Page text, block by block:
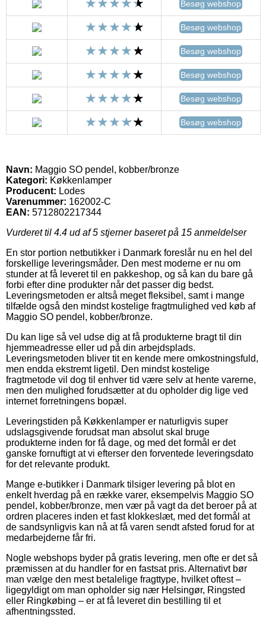
Besøg webshop
Besøg webshop
Besøg webshop
Besøg webshop
Besøg webshop
Besøg webshop
Navn: Maggio SO pendel, kobber/bronze
Kategori: Køkkenlamper
Producent: Lodes
Varenummer: 162002-C
EAN: 5712802217344
Vurderet til 4.4 ud af 5 stjerner baseret på 15 anmeldelser
En stor portion netbutikker i Danmark foreslår nu en hel del
forskellige leveringsmåder. Den mest moderne er nu om
stunder at få leveret til en pakkeshop, og så kan du bare gå
forbi efter dine produkter når det passer dig bedst.
Leveringsmetoden er altså meget fleksibel, samt i mange
tilfælde også den mindst kostelige fragtmulighed ved køb af
Maggio SO pendel, kobber/bronze.
Du kan lige så vel udse dig at få produkterne bragt til din
hjemmeadresse eller ud på din arbejdsplads.
Leveringsmetoden bliver tit en kende mere omkostningsfuld,
men endda ekstremt ligetil. Den mindst kostelige
fragtmetode vil dog til enhver tid være selv at hente varerne,
men den mulighed forudsætter at du opholder dig lige ved
internet forretningens bopæl.
Leveringstiden på Køkkenlamper er naturligvis super
udslagsgivende forudsat man absolut skal bruge
produkterne inden for få dage, og med det formål er det
ganske fornuftigt at vi efterser den forventede leveringsdato
for det relevante produkt.
Mange e-butikker i Danmark tilsiger levering på blot en
enkelt hverdag på en række varer, eksempelvis Maggio SO
pendel, kobber/bronze, men vær på vagt da det beroer på at
ordren placeres inden et fast klokkeslæt, med det formål at
de sandsynligvis kan nå at få varen sendt afsted forud for at
medarbejderne får fri.
Nogle webshops byder på gratis levering, men ofte er det så
præmissen at du handler for en fastsat pris. Alternativt bør
man vælge den mest betalelige fragttype, hvilket oftest –
ligegyldigt om man opholder sig nær Helsingør, Ringsted
eller Ringkøbing – er at få leveret din bestilling til et
afhentningssted.